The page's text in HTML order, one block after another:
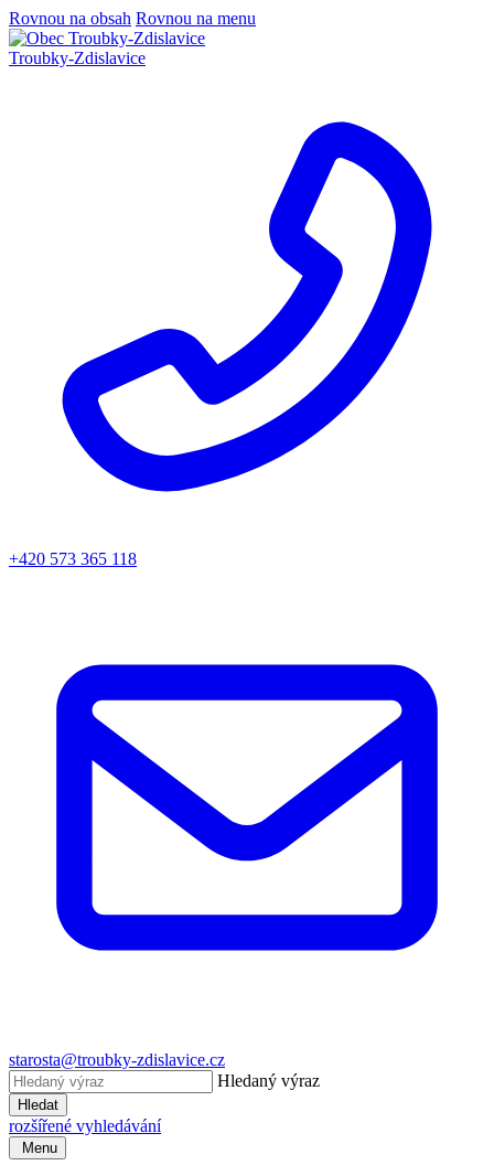
Rovnou na obsah Rovnou na menu
Troubky-Zdislavice
+420 573 365 118
starosta@troubky-zdislavice.cz
Hledaný výraz
Hledat
rozšířené vyhledávání
Menu